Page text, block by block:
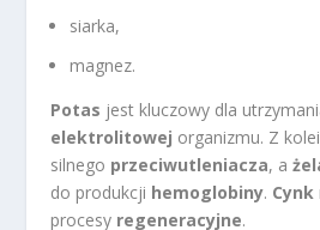
siarka,
magnez.
Potas jest kluczowy dla
elektrolitowej organizmu. Z kolei
silnego przeciwutleniacza, a
do produkcji hemoglobiny. Cynk
procesy regeneracyjne.